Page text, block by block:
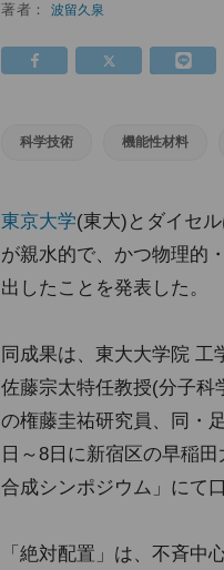
著者：波留久泉
科学技術 機能性材料
東京大学(東大)とダイセ
が親水的で、かつ物理的
出したことを発表した。
同成果は、東大大学院 工
佐藤宗太特任教授(分子科
の権藤圭祐研究員、同・
日～8日に新宿区の早稲
合成シンポジウム」にて
「絶対配置」は、不斉